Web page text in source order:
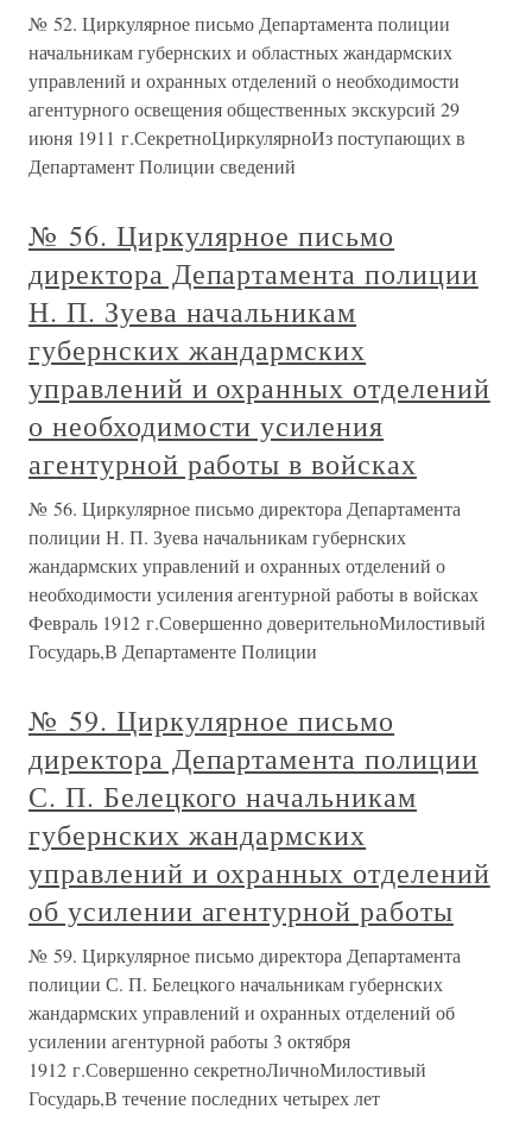
№ 52. Циркулярное письмо Департамента полиции
начальникам губернских и областных жандармских
управлений и охранных отделений о необходимости
агентурного освещения общественных экскурсий 29
июня 1911 г.СекретноЦиркулярноИз поступающих в
Департамент Полиции сведений
№ 56. Циркулярное письмо
директора Департамента полиции
Н. П. Зуева начальникам
губернских жандармских
управлений и охранных отделений
о необходимости усиления
агентурной работы в войсках
№ 56. Циркулярное письмо директора Департамента
полиции Н. П. Зуева начальникам губернских
жандармских управлений и охранных отделений о
необходимости усиления агентурной работы в войсках
Февраль 1912 г.Совершенно доверительноМилостивый
Государь,В Департаменте Полиции
№ 59. Циркулярное письмо
директора Департамента полиции
С. П. Белецкого начальникам
губернских жандармских
управлений и охранных отделений
об усилении агентурной работы
№ 59. Циркулярное письмо директора Департамента
полиции С. П. Белецкого начальникам губернских
жандармских управлений и охранных отделений об
усилении агентурной работы 3 октября
1912 г.Совершенно секретноЛичноМилостивый
Государь,В течение последних четырех лет